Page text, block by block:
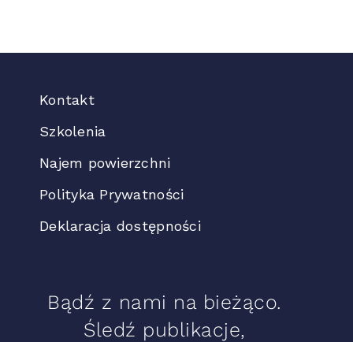
Kontakt
Szkolenia
Najem powierzchni
Polityka Prywatności
Deklaracja dostępności
Bądź z nami na bieżąco.
Śledź publikacje,